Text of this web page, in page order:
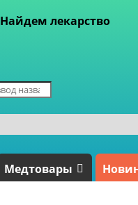
Найдем лекарство
Медтовары